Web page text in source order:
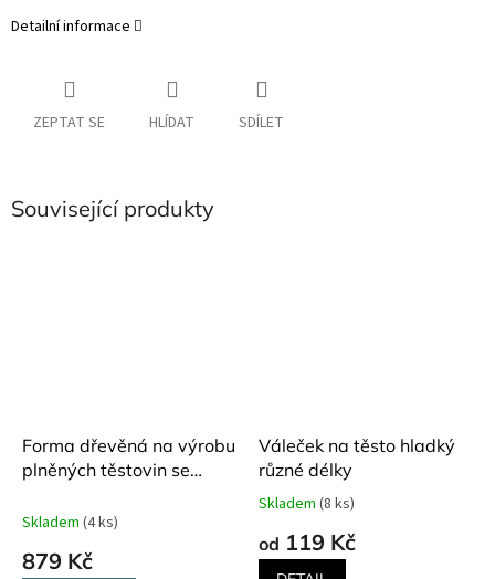
Detailní informace
ZEPTAT SE HLÍDAT SDÍLET
Související produkty
Forma dřevěná na výrobu
plněných těstovin se
Skladem (4 ks)
879 Kč
Váleček na těsto hladký
různé délky
Průměrné
produktu
Skladem (8 ks)
od 119 Kč